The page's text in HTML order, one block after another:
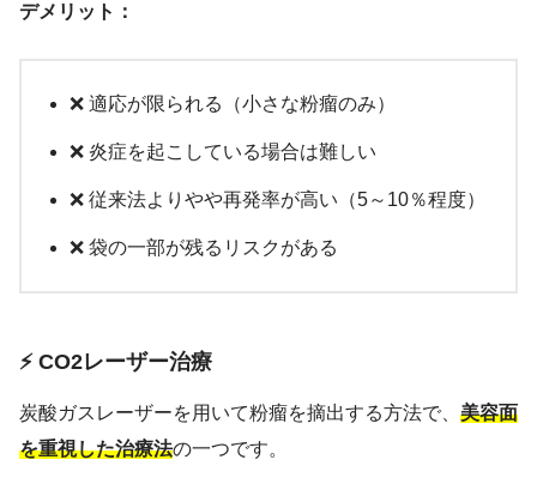
デメリット：
❌ 適応が限られる（小さな粉瘤のみ）
❌ 炎症を起こしている場合は難しい
❌ 従来法よりやや再発率が高い（5～10％程度）
❌ 袋の一部が残るリスクがある
⚡ CO2レーザー治療
炭酸ガスレーザーを用いて粉瘤を摘出する方法で、 美容面
を重視した治療法の一つです。